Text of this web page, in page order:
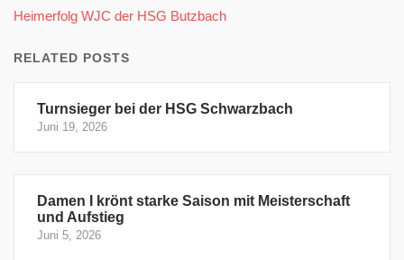
Heimerfolg WJC der HSG Butzbach
RELATED POSTS
Turnsieger bei der HSG Schwarzbach
Juni 19, 2026
Damen I krönt starke Saison mit Meisterschaft
und Aufstieg
Juni 5, 2026